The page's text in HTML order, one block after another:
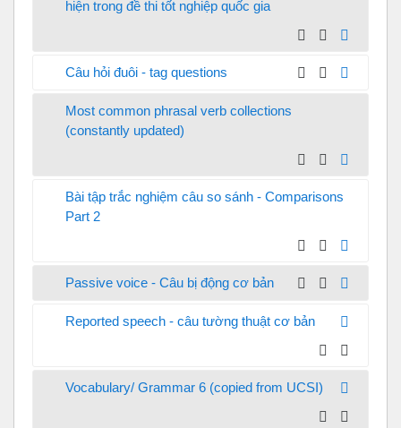
hiện trong đề thi tốt nghiệp quốc gia
Câu hỏi đuôi - tag questions
Most common phrasal verb collections
(constantly updated)
Bài tập trắc nghiệm câu so sánh - Comparisons
Part 2
Passive voice - Câu bị động cơ bản
Reported speech - câu tường thuật cơ bản
Vocabulary/ Grammar 6 (copied from UCSI)